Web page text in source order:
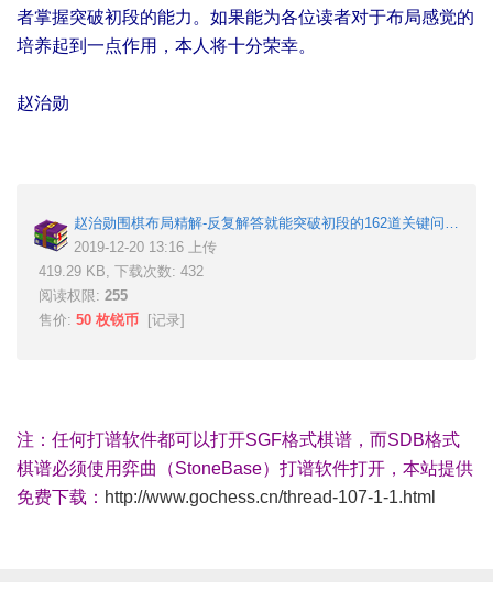
者掌握突破初段的能力。如果能为各位读者对于布局感觉的
培养起到一点作用，本人将十分荣幸。
赵治勋
赵治勋围棋布局精解-反复解答就能突破初段的162道关键问题.rar
2019-12-20 13:16 上传
419.29 KB, 下载次数: 432
阅读权限: 255
售价: 50 枚锐币 [记录]
注：任何打谱软件都可以打开SGF格式棋谱，而SDB格式
棋谱必须使用弈曲（StoneBase）打谱软件打开，本站提供
免费下载： http://www.gochess.cn/thread-107-1-1.html